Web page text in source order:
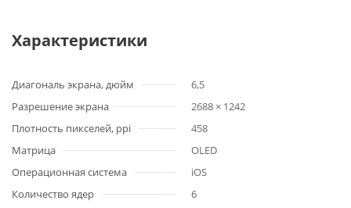
Характеристики
Диагональ экрана, дюйм
6,5
Разрешение экрана
2688 × 1242
Плотность пикселей, ppi
458
Матрица
OLED
Операционная система
iOS
Количество ядер
6